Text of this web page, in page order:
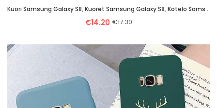
Kuori Samsung Galaxy S8, Kuoret Samsung Galaxy S8, Kotelo Samsung Galaxy S8 Suojaus Lasi Ihana All I
€14.20 €17.30